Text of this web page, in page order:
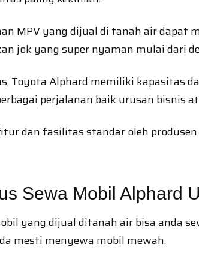
MPV yang dijual di tanah air dapat
jok yang super nyaman mulai dari
Toyota Alphard memiliki kapasitas
perjalanan baik urusan bisnis
dan fasilitas standar oleh
Sewa Mobil Alphard
yang dijual ditanah air bisa anda
mesti menyewa mobil mewah.